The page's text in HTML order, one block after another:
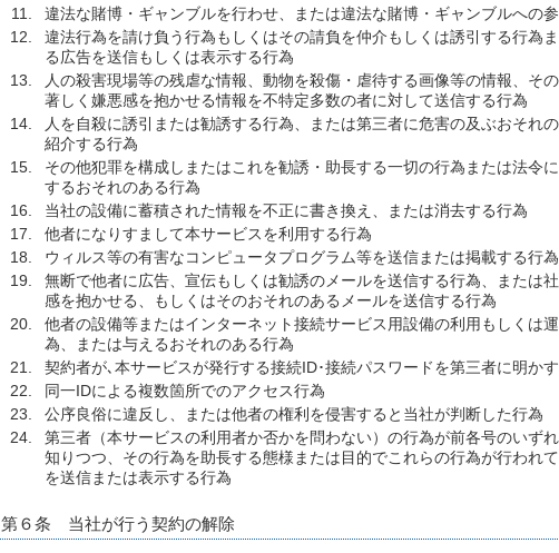
違法な賭博・ギャンブルを行わせ、または違法な賭博・ギャンブルへの
違法行為を請け負う行為もしくはその請負を仲介もしくは誘引する行為
る広告を送信もしくは表示する行為
人の殺害現場等の残虐な情報、動物を殺傷・虐待する画像等の情報、そ
著しく嫌悪感を抱かせる情報を不特定多数の者に対して送信する行為
人を自殺に誘引または勧誘する行為、または第三者に危害の及ぶおそれ
紹介する行為
その他犯罪を構成しまたはこれを勧誘・助長する一切の行為または法令
するおそれのある行為
当社の設備に蓄積された情報を不正に書き換え、または消去する行為
他者になりすまして本サービスを利用する行為
ウィルス等の有害なコンピュータプログラム等を送信または掲載する行為
無断で他者に広告、宣伝もしくは勧誘のメールを送信する行為、または
感を抱かせる、もしくはそのおそれのあるメールを送信する行為
他者の設備等またはインターネット接続サービス用設備の利用もしくは
為、または与えるおそれのある行為
契約者が､本サービスが発行する接続ID･接続パスワードを第三者に明か
同一IDによる複数箇所でのアクセス行為
公序良俗に違反し、または他者の権利を侵害すると当社が判断した行為
第三者（本サービスの利用者か否かを問わない）の行為が前各号のいず
知りつつ、その行為を助長する態様または目的でこれらの行為が行われ
を送信または表示する行為
第６条 当社が行う契約の解除